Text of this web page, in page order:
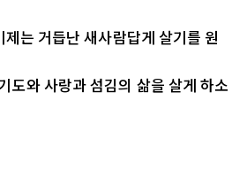
는 거듭난 새사람답게 살기를 원
도와 사랑과 섬김의 삶을 살게 하소